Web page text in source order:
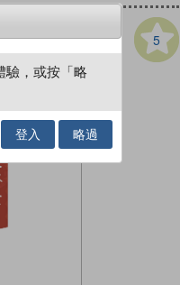
5
驗，或按「略
登入 略過